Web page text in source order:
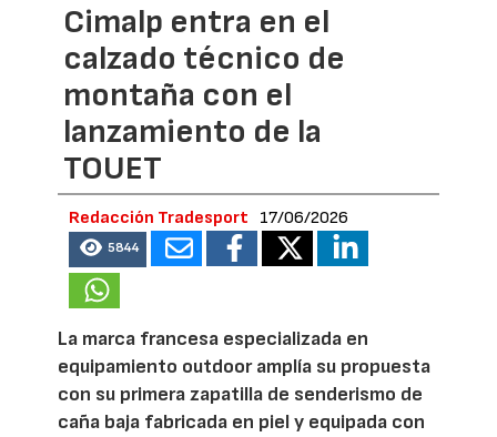
Cimalp entra en el
calzado técnico de
montaña con el
lanzamiento de la
TOUET
Redacción Tradesport 17/06/2026
5844
La marca francesa especializada en
equipamiento outdoor amplía su propuesta
con su primera zapatilla de senderismo de
caña baja fabricada en piel y equipada con